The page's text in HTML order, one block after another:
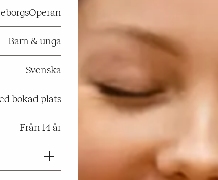
Barn & unga
Svenska
bokad plats
Från 14 år